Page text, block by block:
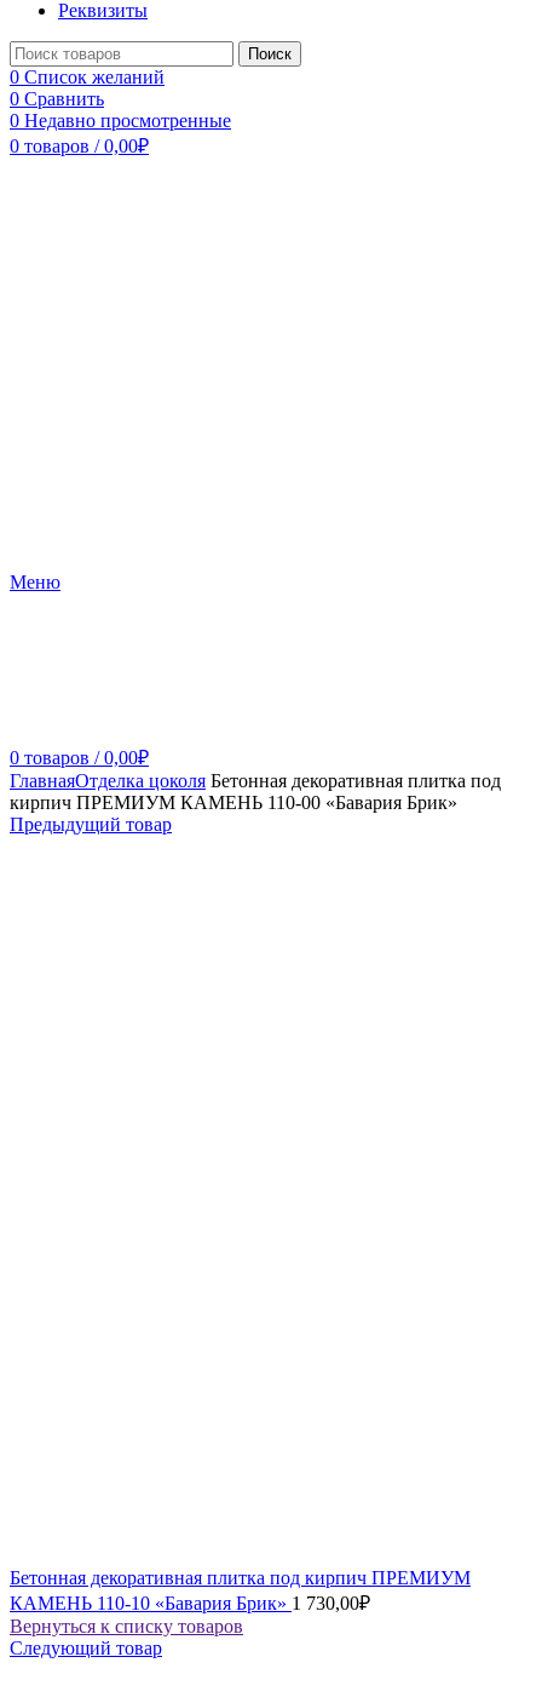
Реквизиты
Поиск
0 Список желаний
0 Сравнить
0 Недавно просмотренные
0 товаров / 0,00₽
Меню
0 товаров / 0,00₽
ГлавнаяОтделка цоколя Бетонная декоративная плитка под
кирпич ПРЕМИУМ КАМЕНЬ 110-00 «Бавария Брик»
Предыдущий товар
Бетонная декоративная плитка под кирпич ПРЕМИУМ
КАМЕНЬ 110-10 «Бавария Брик» 1 730,00₽
Вернуться к списку товаров
Следующий товар